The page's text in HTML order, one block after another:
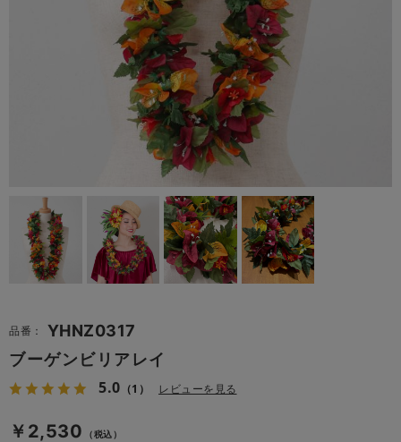
品番：
YHNZ0317
ブーゲンビリアレイ
5.0 （1） レビューを見る
￥2,530 （税込）